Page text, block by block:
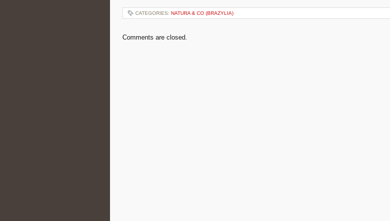
CATEGORIES: NATURA & CO (BRAZYLIA)
Comments are closed.